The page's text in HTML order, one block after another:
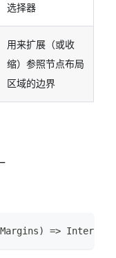
选择器
用来扩展（或收
缩）参照节点布局
区域的边界
) =>